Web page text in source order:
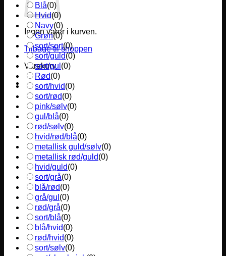
Ingen varer i kurven.
Tilbage til shoppen
Varekurv
Blå(0)
Hvid(0)
Navy(0)
Grøn(0)
sort/sort(0)
sort/guld(0)
sort/gul (0)
Rød(0)
sort/hvid(0)
sort/rød(0)
pink/sølv(0)
gul/blå(0)
rød/sølv(0)
hvid/rød/blå(0)
metallisk guld/sølv(0)
metallisk rød/guld(0)
hvid/guld(0)
sort/grå(0)
blå/rød(0)
grå/gul (0)
rød/grå(0)
sort/blå(0)
blå/hvid(0)
rød/hvid(0)
sort/sølv(0)